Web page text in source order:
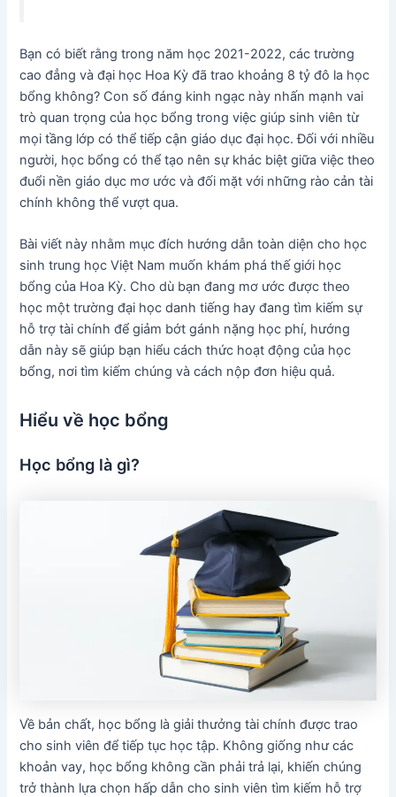
Bạn có biết rằng trong năm học 2021-2022, các trường
cao đẳng và đại học Hoa Kỳ đã trao khoảng 8 tỷ đô la học
bổng không? Con số đáng kinh ngạc này nhấn mạnh vai
trò quan trọng của học bổng trong việc giúp sinh viên từ
mọi tầng lớp có thể tiếp cận giáo dục đại học. Đối với nhiều
người, học bổng có thể tạo nên sự khác biệt giữa việc theo
đuổi nền giáo dục mơ ước và đối mặt với những rào cản tài
chính không thể vượt qua.
Bài viết này nhằm mục đích hướng dẫn toàn diện cho học
sinh trung học Việt Nam muốn khám phá thế giới học
bổng của Hoa Kỳ. Cho dù bạn đang mơ ước được theo
học một trường đại học danh tiếng hay đang tìm kiếm sự
hỗ trợ tài chính để giảm bớt gánh nặng học phí, hướng
dẫn này sẽ giúp bạn hiểu cách thức hoạt động của học
bổng, nơi tìm kiếm chúng và cách nộp đơn hiệu quả.
Hiểu về học bổng
Học bổng là gì?
Về bản chất, học bổng là giải thưởng tài chính được trao
cho sinh viên để tiếp tục học tập. Không giống như các
khoản vay, học bổng không cần phải trả lại, khiến chúng
trở thành lựa chọn hấp dẫn cho sinh viên tìm kiếm hỗ trợ